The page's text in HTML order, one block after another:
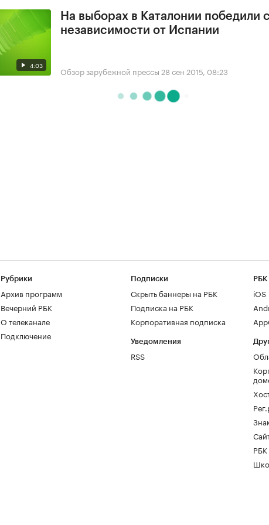
4:03
На выборах в Каталонии победили
независимости от Испании
Обзор зарубежной прессы 28 сен 2015, 08:23
Рубрики
Архив программ
Вечерний РБК
О телеканале
Подключение
Подписки
Скрыть баннеры на РБК
Подписка на РБК
Корпоративная подписка
Уведомления
RSS
РБК
iOS